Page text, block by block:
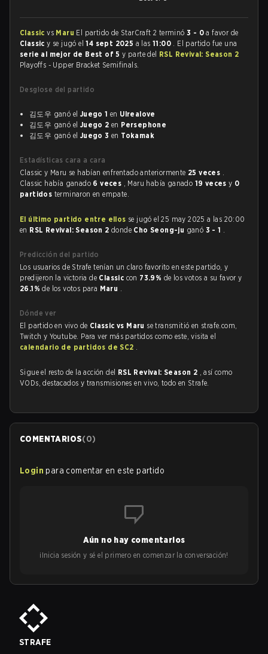
Classicvs Maru El partido de StarCraft 2 terminó3 - 0 a favor de
Classicy se jugó el14 sept 2025 a las11:00 . El partido fue una
serie al mejor de Best of 5y parte del RSL Revival: Season 2
Playoffs - Upper Bracket Semifinals.
Desglose del partido
김도우 ganó el Juego 1 en Ulrealove
김도우 ganó el Juego 2 en Persephone
김도우 ganó el Juego 3 en Tokamak
Estadísticas cara a cara
Classic y Maru se habían enfrentado anteriormente 25 veces .
Classic había ganado 6 veces , Maru había ganado 19 vecesy 0
partidos terminaron en empate.
El último partido entre ellos se jugó el 25 may 2025 a las 20:00
en RSL Revival: Season 2donde Cho Seong-ju ganó 3 - 1 .
Predicción del partido
Los usuarios de Strafe tenían un claro favorito en este partido, y
predijeron la victoria de Classic con 73.9% de los votos a su favor y
26.1%de los votos para Maru .
Dónde ver
El partido en vivo de Classic vs Maru se transmitió en strafe.com,
Twitch y Youtube. Para ver más partidos como este, visita el
calendario de partidos de SC2 .
Sigue el resto de la acción del RSL Revival: Season 2 , así como
VODs, destacados y transmisiones en vivo, todo en Strafe.
COMENTARIOS(0)
Login para comentar en este partido
Aún no hay comentarios
¡Inicia sesión y sé el primero en comenzar la conversación!
STRAFE